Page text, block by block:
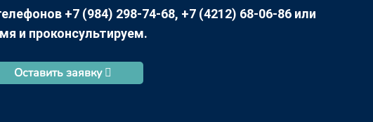
+7 (984) 298-74-68, +7 (4212) 68-06-86 или
и проконсультируем.
Оставить заявку